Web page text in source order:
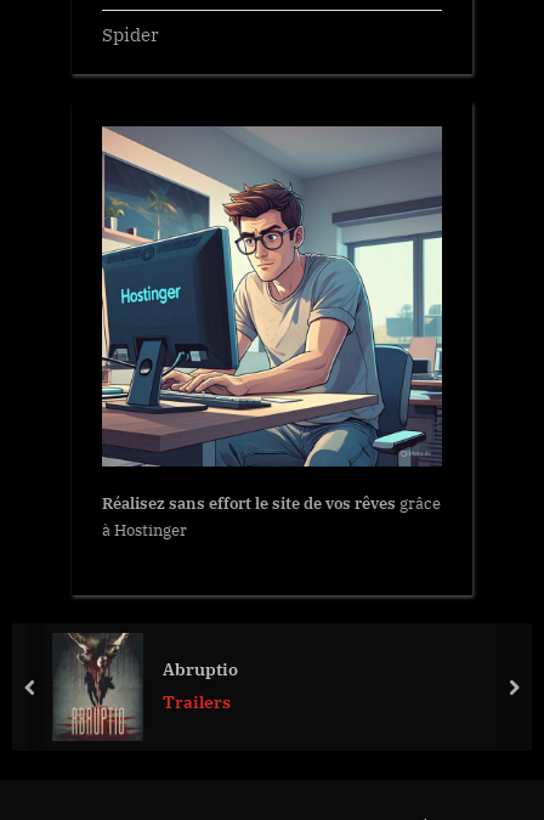
Spider
Réalisez sans effort le site de vos rêves grâce
à Hostinger
Abruptio
Trailers
prev